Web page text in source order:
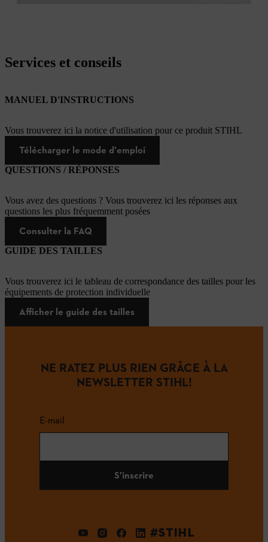
Services et conseils
MANUEL D'INSTRUCTIONS
Vous trouverez ici la notice d'utilisation pour ce produit STIHL
Télécharger le mode d'emploi
QUESTIONS / RÉPONSES
Vous avez des questions ? Vous trouverez ici les réponses aux
questions les plus fréquemment posées
Consulter la FAQ
GUIDE DES TAILLES
Vous trouverez ici le tableau de correspondance des tailles pour les
équipements de protection individuelle
Afficher le guide des tailles
NE RATEZ PLUS RIEN GRÂCE À LA
NEWSLETTER STIHL!
E-mail
S'inscrire
#STIHL